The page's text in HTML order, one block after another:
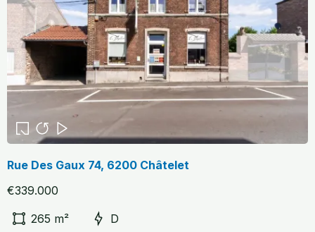
Rue Des Gaux 74, 6200 Châtelet
€339.000
265 m²
D